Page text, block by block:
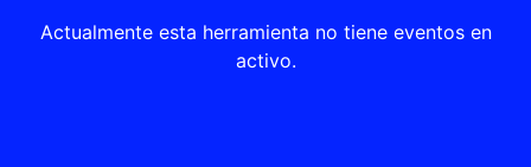
Actualmente esta herramienta no tiene eventos en
activo.